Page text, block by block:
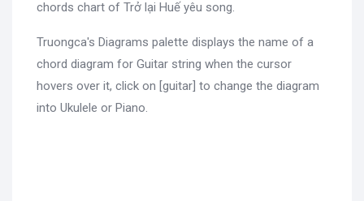
chords chart of Trở lại Huế yêu song.
Truongca's Diagrams palette displays the name of a
chord diagram for Guitar string when the cursor
hovers over it, click on [guitar] to change the diagram
into Ukulele or Piano.